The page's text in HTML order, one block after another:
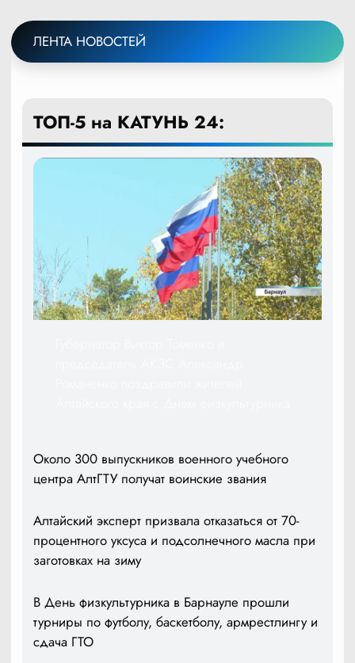
ЛЕНТА НОВОСТЕЙ
ТОП-5 на КАТУНЬ 24:
Около 300 выпускников военного учебного
центра АлтГТУ получат воинские звания
Алтайский эксперт призвала отказаться от 70-
процентного уксуса и подсолнечного масла при
заготовках на зиму
В День физкультурника в Барнауле прошли
турниры по футболу, баскетболу, армрестлингу и
сдача ГТО